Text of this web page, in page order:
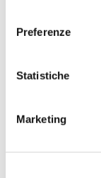
Preferenze
Statistiche
Marketing